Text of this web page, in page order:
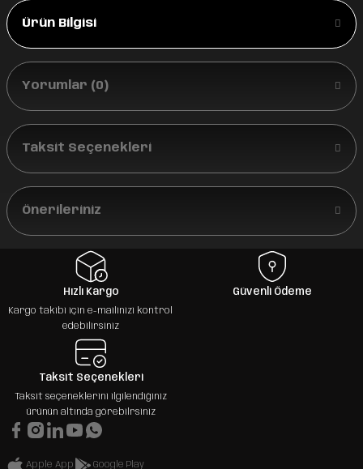
Ürün Bilgisi
Yorumlar (0)
Taksit Seçenekleri
Önerileriniz
Hızlı Kargo
Kargo takibi için e-mailinizi kontrol
edebilirsiniz
Güvenli Ödeme
Taksit Seçenekleri
Taksit seçeneklerini ilgilendiğiniz
ürünün altında görebilrsiniz
Apple App Google Play